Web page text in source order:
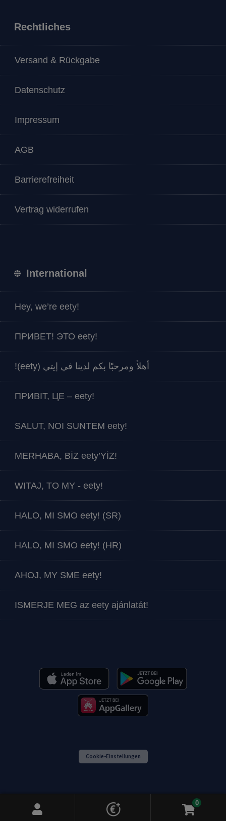
Rechtliches
Versand & Rückgabe
Datenschutz
Impressum
AGB
Barrierefreiheit
Vertrag widerrufen
International
Hey, we’re eety!
ПРИВЕТ! ЭТО eety!
أهلاً ومرحبًا بكم لدينا في إيتي (eety)!
ПРИВІТ, ЦЕ – eety!
SALUT, NOI SUNTEM eety!
MERHABA, BİZ eety’YİZ!
WITAJ, TO MY - eety!
HALO, MI SMO eety! (SR)
HALO, MI SMO eety! (HR)
AHOJ, MY SME eety!
ISMERJE MEG az eety ajánlatát!
0
Cookie-Einstellungen